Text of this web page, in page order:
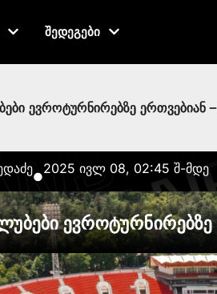
შედეგები
ევროტურნირებზე ერთვებიან
●2025 ივლ 08, 02:45 შ-მდე
ევროტურნირებზე